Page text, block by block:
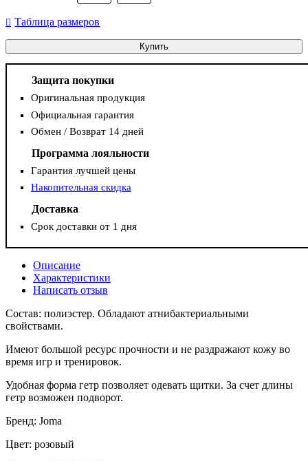
Таблица размеров
Купить
Защита покупки
Оригинальная продукция
Официальная гарантия
Обмен / Возврат 14 дней
Программа лояльности
Гарантия лучшей цены
Накопительная скидка
Доставка
Срок доставки от 1 дня
Описание
Характеристики
Написать отзыв
Состав: полиэстер. Обладают атнибактериальными
свойствами.
Имеют большой ресурс прочности и не раздражают кожу во
время игр и тренировок.
Удобная форма гетр позволяет одевать щитки. За счет длины
гетр возможен подворот.
Бренд: Joma
Цвет: розовый